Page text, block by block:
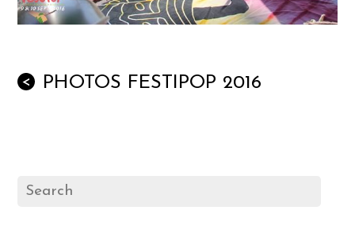
< PHOTOS FESTIPOP 2016